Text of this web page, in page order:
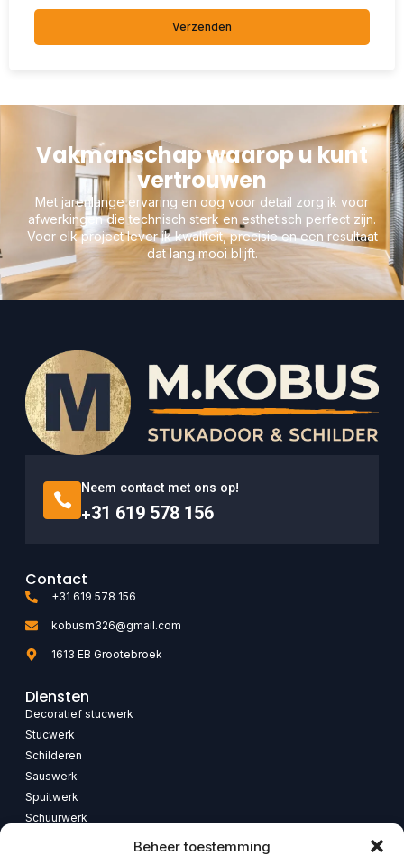
Beheer toestemming
Verzenden
Vakmanschap waarop u kunt
vertrouwen
Met jarenlange ervaring en oog voor detail zorg ik voor
afwerkingen die technisch sterk en esthetisch perfect zijn.
Voor elk project lever ik kwaliteit, precisie en een resultaat
dat lang mooi blijft.
Neem contact met ons op!
+31 619 578 156
Contact
+31 619 578 156
kobusm326@gmail.com
1613 EB Grootebroek
Diensten
Decoratief stucwerk
Stucwerk
Schilderen
Sauswerk
Spuitwerk
Schuurwerk